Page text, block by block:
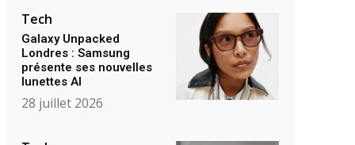
Tech
Galaxy Unpacked
Londres : Samsung
présente ses nouvelles
lunettes AI
28 juillet 2026